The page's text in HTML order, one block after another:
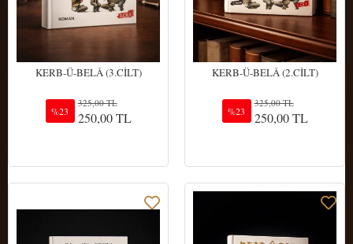
KERB-Ü-BELÂ (3.CİLT)
%23
325,00 TL
250,00 TL
KERB-Ü-BELÂ (2.CİLT)
%23
325,00 TL
250,00 TL